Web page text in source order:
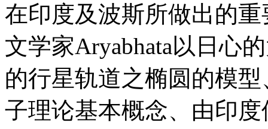
在印度及波斯所做出的
文学家Aryabhata以日心
的行星轨道之椭圆的模
子理论基本概念、由印度